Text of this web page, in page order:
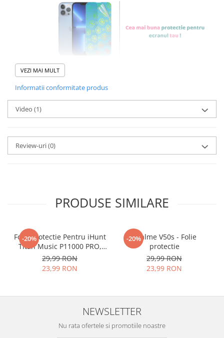
Foliile noastre sunt
tu.
Materialul folosit in
esteNano Glass flexibil.
AcestagaranteazacaNU SE
SPARGE in mii de cioburi
ascutite si periculoase.
zgarieturi si spargere, ci si
INTARESTE ecranul!
Folia avand rezistenta 9H la
VEZI MAI MULT
Informatii conformitate produs
Video (1)
Review-uri(0)
PRODUSE SIMILARE
-20%
Folie Protectie Pentru iHunt
Titan Music P11000 PRO,
VDOO
29,99 RON
23,99 RON
-20%
Realme V50s - Folie
protectie
29,99 RON
23,99 RON
NEWSLETTER
Nu rata ofertele si promotiile noastre